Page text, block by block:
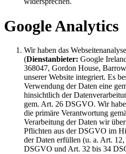
Google Analytics
Wir haben das
(Dienstanbieter: Google
368047, Gordon House,
unserer Website integriert. Es
Verwendung der Daten eine
hinsichtlich der
gem. Art. 26 DSGVO. Wir
die primäre Verantwortung
Verarbeitung der Daten wir
Pflichten aus der DSGVO im
der Daten erfüllen (u. a. Art.
DSGVO und Art. 32 bis 34